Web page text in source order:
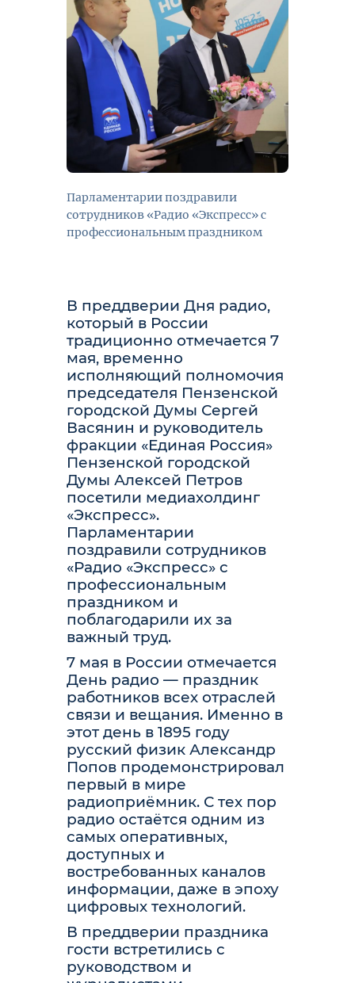
Парламентарии поздравили
сотрудников «Радио «Экспресс» с
профессиональным праздником
В преддверии Дня радио,
который в России
традиционно отмечается 7
мая, временно
исполняющий полномочия
председателя Пензенской
городской Думы Сергей
Васянин и руководитель
фракции «Единая Россия»
Пензенской городской
Думы Алексей Петров
посетили медиахолдинг
«Экспресс».
Парламентарии
поздравили сотрудников
«Радио «Экспресс» с
профессиональным
праздником и
поблагодарили их за
важный труд.
7 мая в России отмечается
День радио — праздник
работников всех отраслей
связи и вещания. Именно в
этот день в 1895 году
русский физик Александр
Попов продемонстрировал
первый в мире
радиоприёмник. С тех пор
радио остаётся одним из
самых оперативных,
доступных и
востребованных каналов
информации, даже в эпоху
цифровых технологий.
В преддверии праздника
гости встретились с
руководством и